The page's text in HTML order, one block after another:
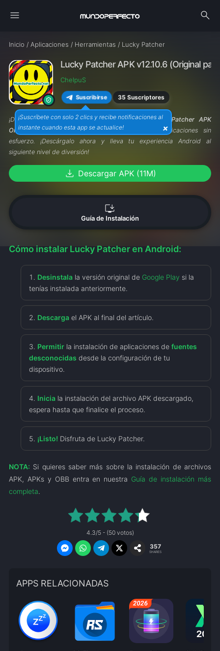
menu search
Inicio / Aplicaciones / Herramientas / Lucky Patcher
Lucky Patcher APK v12.10.6 (Original
ChelpuS
Suscribirse 35 Suscriptores
¡Suscríbete con solo 2 clics y recibe notificaciones al
instante cuando esta app se actualice!
×
¡Desbloquea el potencial de tus apps conLucky Patcher APK
Original! Modifica, personaliza y optimiza tus aplicaciones sin
esfuerzo. ¡Descárgalo ahora y lleva tu experiencia Android al
siguiente nivel de diversión!
download Descargar APK (11M)
install_desktop
Guía de Instalación
Cómo instalar Lucky Patcher en Android:
Desinstalala versión original de Google Play si la
tenías instalada anteriormente.
Descargael APK al final del artículo.
Permitirla instalación de aplicaciones de fuentes
desconocidas desde la configuración de tu
dispositivo.
Iniciala instalación del archivo APK descargado,
espera hasta que finalice el proceso.
¡Listo! Disfruta de Lucky Patcher.
NOTA: Si quieres saber más sobre la instalación de archivos
APK, APKs y OBB entra en nuestra Guía de instalación más
completa.
4.3/5 - (50 votos)
357
SHARES
APPS RELACIONADAS